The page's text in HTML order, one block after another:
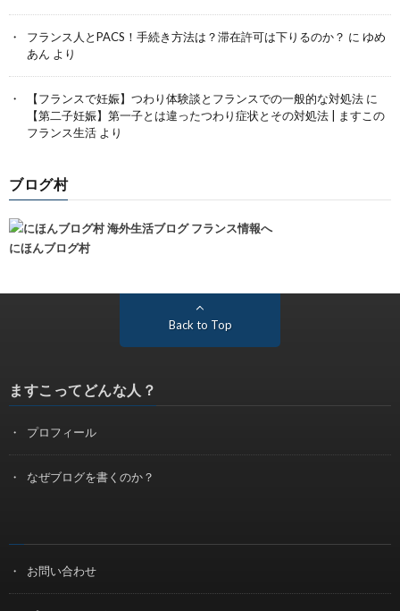
フランス人とPACS！手続き方法は？滞在許可は下りるのか？ に ゆめ
あん より
【フランスで妊娠】つわり体験談とフランスでの一般的な対処法 に
【第二子妊娠】第一子とは違ったつわり症状とその対処法 | ますこの
フランス生活 より
ブログ村
にほんブログ村
Back to Top
ますこってどんな人？
プロフィール
なぜブログを書くのか？
お問い合わせ